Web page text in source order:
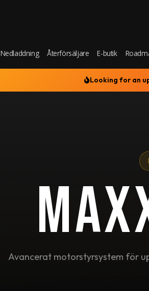
Nedladdning Återförsäljare E-butik
Looking for an
Avancerat motorstyrsystem för